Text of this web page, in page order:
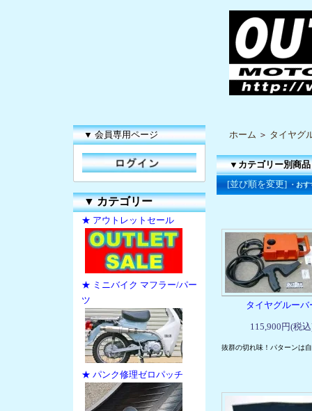
▼ 会員専用ページ
▼カテゴリー
★ アウトレットセール
★ ミニバイク マフラー/パー
ツ
★ パンク修理ゼロパッチ
ホーム ＞ タイヤグ
▼カテゴリー別商品
[並び順を変更]
・お
タイヤグルーバ
115,900円(税
抜群の切れ味！パターンは